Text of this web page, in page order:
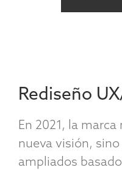
Rediseño
En 2021, la
nueva visión,
ampliados